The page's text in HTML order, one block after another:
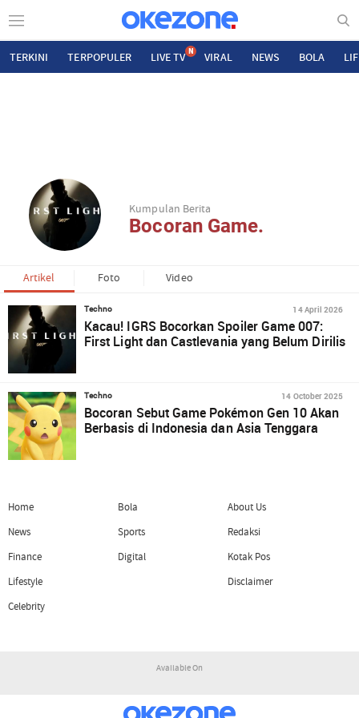
TERKINI TERPOPULER LIVE TV N VIRAL NEWS BOLA
Kumpulan Berita
Bocoran Game.
Artikel Foto Video
Techno 14 April 2026
Kacau! IGRS Bocorkan Spoiler Game 007:
First Light dan Castlevania yang Belum Dirilis
Techno 14 October 2025
Bocoran Sebut Game Pokémon Gen 10 Akan
Berbasis di Indonesia dan Asia Tenggara
Home
News
Finance
Lifestyle
Celebrity
Bola
Sports
Digital
About Us
Redaksi
Kotak Pos
Disclaimer
Available On